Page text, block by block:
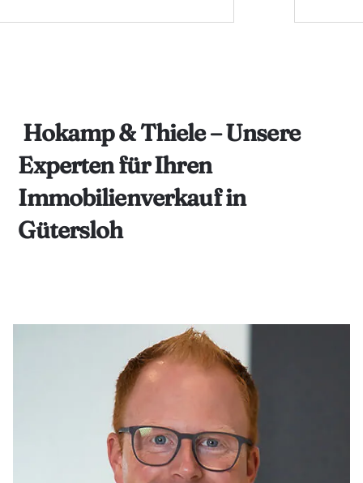
Hokamp & Thiele – Unsere
Experten für Ihren
Immobilienverkauf in
Gütersloh